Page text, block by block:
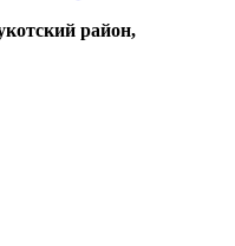
район,